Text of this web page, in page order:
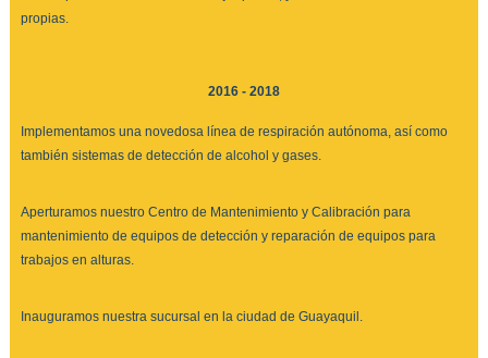
propias.
2016 - 2018
Implementamos una novedosa línea de respiración autónoma, así como
también sistemas de detección de alcohol y gases.
Aperturamos nuestro Centro de Mantenimiento y Calibración para
mantenimiento de equipos de detección y reparación de equipos para
trabajos en alturas.
Inauguramos nuestra sucursal en la ciudad de Guayaquil.